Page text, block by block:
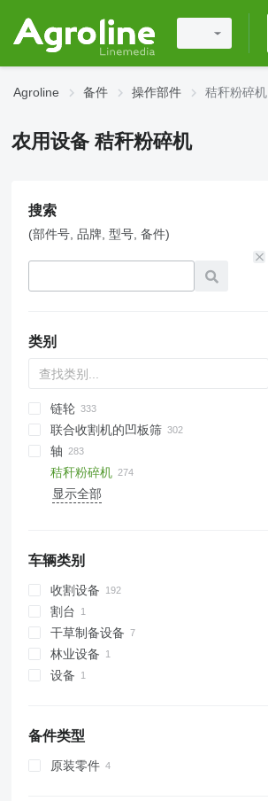
Agroline 备件 操作部件 秸秆粉碎机
农用设备 秸秆粉碎机
搜索
(部件号, 品牌, 型号, 备件)
类别
链轮
联合收割机的凹板筛
轴
秸秆粉碎机
显示全部
车辆类别
收割设备
联合收割机
饲料收割机
割台
玉米收割台
干草制备设备
林业设备
收割机
设备
备件类型
原装零件